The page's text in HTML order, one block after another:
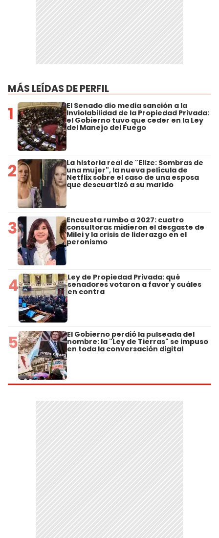
MÁS LEÍDAS DE PERFIL
1 El Senado dio media sanción a la
Inviolabilidad de la Propiedad Privada:
el Gobierno tuvo que ceder en la Ley
del Manejo del Fuego
2 La historia real de "Elize: Sombras de
una mujer", la nueva película de
Netflix sobre el caso de una esposa
que descuartizó a su marido
3 Encuesta rumbo a 2027: cuatro
consultoras midieron el desgaste de
Milei y la crisis de liderazgo en el
peronismo
4 Ley de Propiedad Privada: qué
senadores votaron a favor y cuáles
en contra
5 El Gobierno perdió la pulseada del
nombre: la "Ley de Tierras" se impuso
en toda la conversación digital